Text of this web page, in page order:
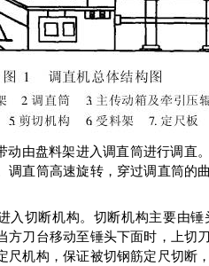
动由盘料架进入调直筒进行调直
调直筒高速旋转，穿过调直筒的
入切断机构。切断机构主要由
方刀台移动至锤头下面时，上切
尺机构，保证被切钢筋定尺切断